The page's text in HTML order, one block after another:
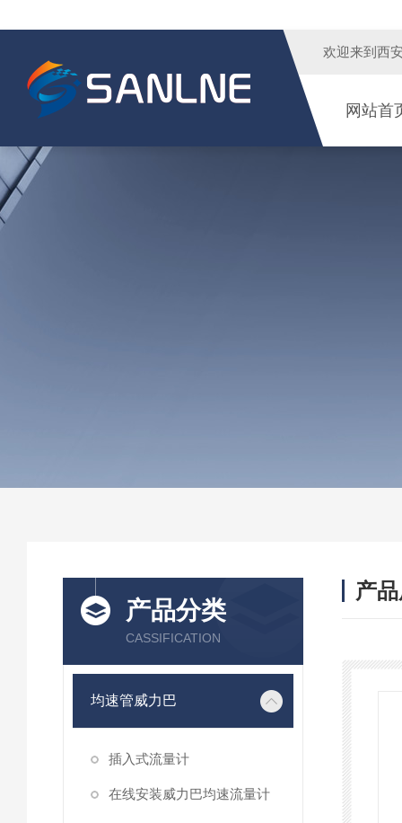
欢迎来到 西
网站首
产品分类
CASSIFICATION
均速管威力巴
插入式流量计
在线安装威力巴均速流量计
产